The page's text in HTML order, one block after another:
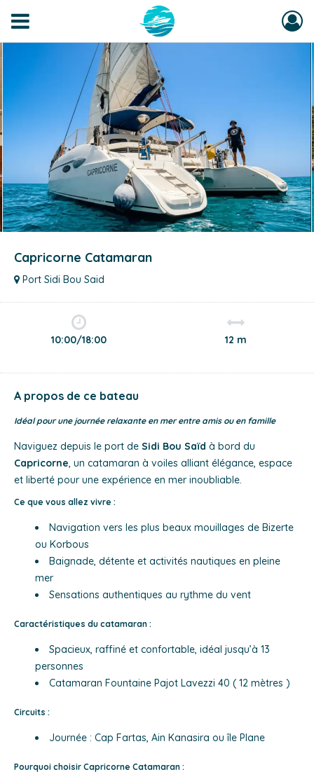
Capricorne Catamaran
Port Sidi Bou Said
10:00/18:00 12 m
A propos de ce bateau
Idéal pour une journée relaxante en mer entre amis ou en famille
Naviguez depuis le port de Sidi Bou Saïd à bord du
Capricorne, un catamaran à voiles alliant élégance, espace
et liberté pour une expérience en mer inoubliable.
Ce que vous allez vivre :
Navigation vers les plus beaux mouillages de Bizerte
ou Korbous
Baignade, détente et activités nautiques en pleine
mer
Sensations authentiques au rythme du vent
Caractéristiques du catamaran :
Spacieux, raffiné et confortable, idéal jusqu’à 13
personnes
Catamaran Fountaine Pajot Lavezzi 40 ( 12 mètres )
Circuits :
Journée : Cap Fartas, Ain Kanasira ou île Plane
Pourquoi choisir Capricorne Catamaran :